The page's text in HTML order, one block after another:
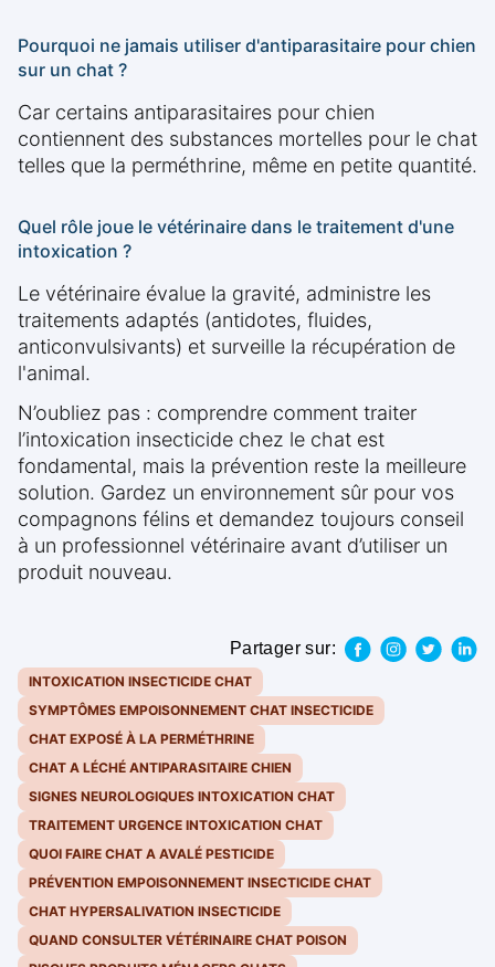
Pourquoi ne jamais utiliser d'antiparasitaire pour chien
sur un chat ?
Car certains antiparasitaires pour chien
contiennent des substances mortelles pour le chat
telles que la perméthrine, même en petite quantité.
Quel rôle joue le vétérinaire dans le traitement d'une
intoxication ?
Le vétérinaire évalue la gravité, administre les
traitements adaptés (antidotes, fluides,
anticonvulsivants) et surveille la récupération de
l'animal.
N’oubliez pas : comprendre comment traiter
l’intoxication insecticide chez le chat est
fondamental, mais la prévention reste la meilleure
solution. Gardez un environnement sûr pour vos
compagnons félins et demandez toujours conseil
à un professionnel vétérinaire avant d’utiliser un
produit nouveau.
Partager sur:
INTOXICATION INSECTICIDE CHAT
SYMPTÔMES EMPOISONNEMENT CHAT INSECTICIDE
CHAT EXPOSÉ À LA PERMÉTHRINE
CHAT A LÉCHÉ ANTIPARASITAIRE CHIEN
SIGNES NEUROLOGIQUES INTOXICATION CHAT
TRAITEMENT URGENCE INTOXICATION CHAT
QUOI FAIRE CHAT A AVALÉ PESTICIDE
PRÉVENTION EMPOISONNEMENT INSECTICIDE CHAT
CHAT HYPERSALIVATION INSECTICIDE
QUAND CONSULTER VÉTÉRINAIRE CHAT POISON